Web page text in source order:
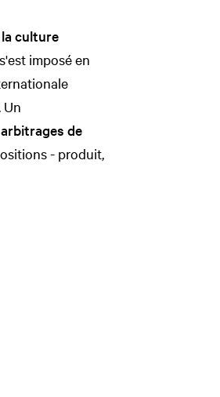
culture
imposé en
Un
de
- produit,